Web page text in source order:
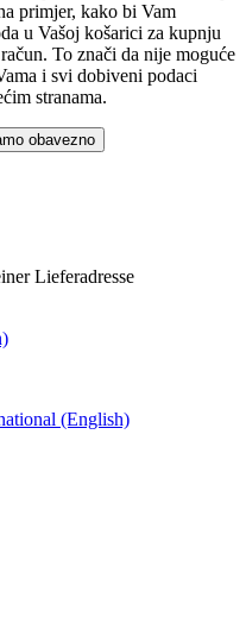
primjer, kako bi Vam
u Vašoj košarici za kupnju
To znači da nije moguće
i svi dobiveni podaci
stranama.
obavezno
Lieferadresse
(English)